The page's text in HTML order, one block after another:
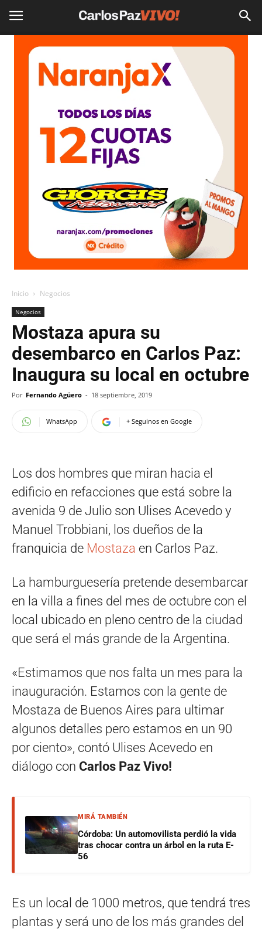
Inicio Negocios
Negocios
Mostaza apura su
desembarco en Carlos Paz:
Inaugura su local en octubre
Por Fernando Agüero - 18 septiembre, 2019
WhatsApp + Seguinos en Google
Los dos hombres que miran hacia el
edificio en refacciones que está sobre la
avenida 9 de Julio son Ulises Acevedo y
Manuel Trobbiani, los dueños de la
franquicia de Mostaza en Carlos Paz.
La hamburguesería pretende desembarcar
en la villa a fines del mes de octubre con el
local ubicado en pleno centro de la ciudad
que será el más grande de la Argentina.
«Estimamos que nos falta un mes para la
inauguración. Estamos con la gente de
Mostaza de Buenos Aires para ultimar
algunos detalles pero estamos en un 90
por ciento», contó Ulises Acevedo en
diálogo con Carlos Paz Vivo!
MIRÁ TAMBIÉN
Córdoba: Un automovilista perdió la vida
tras chocar contra un árbol en la ruta E-
56
Es un local de 1000 metros, que tendrá tres
plantas y será uno de los más grandes del